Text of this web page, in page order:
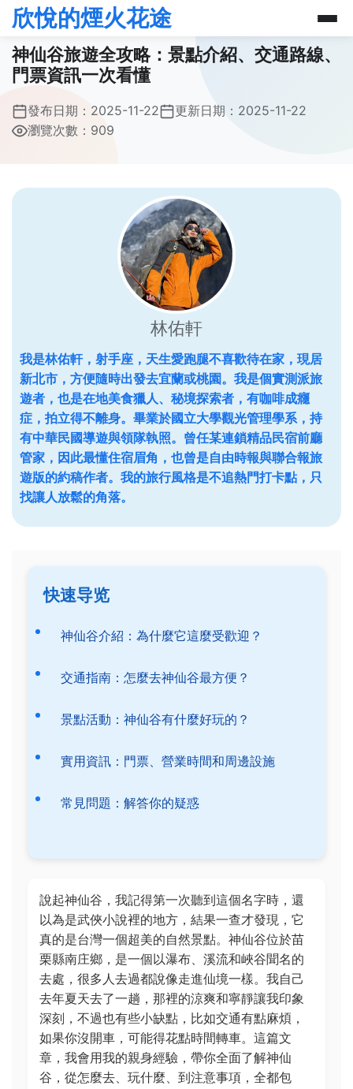
欣悅的煙火花途
神仙谷旅遊全攻略：景點介紹、交通路線、
門票資訊一次看懂
發布日期： 2025-11-22 更新日期： 2025-11-22
瀏覽次數：909
林佑軒
我是林佑軒，射手座，天生愛跑腿不喜歡待在家，現居
新北市，方便隨時出發去宜蘭或桃園。我是個實測派旅
遊者，也是在地美食獵人、秘境探索者，有咖啡成癮
症，拍立得不離身。畢業於國立大學觀光管理學系，持
有中華民國導遊與領隊執照。曾任某連鎖精品民宿前廳
管家，因此最懂住宿眉角，也曾是自由時報與聯合報旅
遊版的約稿作者。我的旅行風格是不追熱門打卡點，只
找讓人放鬆的角落。
快速导览
神仙谷介紹：為什麼它這麼受歡迎？
交通指南：怎麼去神仙谷最方便？
景點活動：神仙谷有什麼好玩的？
實用資訊：門票、營業時間和周邊設施
常見問題：解答你的疑惑
說起神仙谷，我記得第一次聽到這個名字時，還
以為是武俠小說裡的地方，結果一查才發現，它
真的是台灣一個超美的自然景點。神仙谷位於苗
栗縣南庄鄉，是一個以瀑布、溪流和峽谷聞名的
去處，很多人去過都說像走進仙境一樣。我自己
去年夏天去了一趟，那裡的涼爽和寧靜讓我印象
深刻，不過也有些小缺點，比如交通有點麻煩，
如果你沒開車，可能得花點時間轉車。這篇文
章，我會用我的親身經驗，帶你全面了解神仙
谷，從怎麼去、玩什麼、到注意事項，全都包